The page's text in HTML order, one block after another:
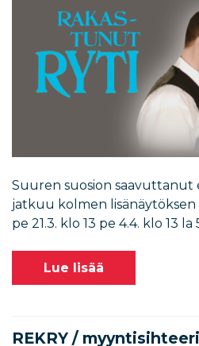
Suuren suosion saavuttanut
jatkuu kolmen lisänäytöksen
pe 21.3. klo 13 pe 4.4. klo 13 la
Lue lisää
REKRY / myyntisihteeri